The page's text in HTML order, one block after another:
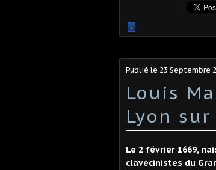
…
Publié le 23 Septembre
Louis
Lyon sur
Le 2 février 1669,
clavecinistes du